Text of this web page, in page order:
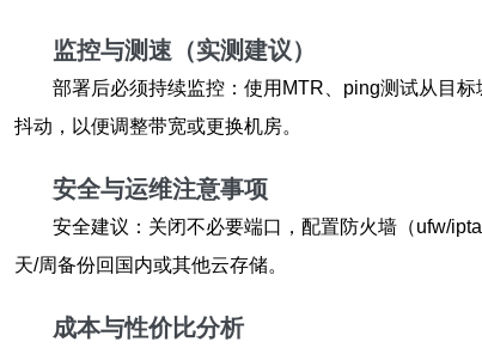
监控与测速（实测建议）
部署后必须持续监控：使用MTR、ping测试从目
抖动，以便调整带宽或更换机房。
安全与运维注意事项
安全建议：关闭不必要端口，配置防火墙（ufw/
天/周备份回国内或其他云存储。
成本与性价比分析